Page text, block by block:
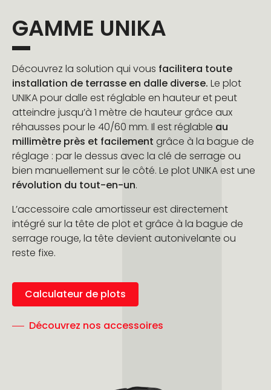
GAMME UNIKA
Découvrez la solution qui vous facilitera toute
installation de terrasse en dalle diverse. Le plot
UNIKA pour dalle est réglable en hauteur et peut
atteindre jusqu’à 1 mètre de hauteur grâce aux
réhausses pour le 40/60 mm. Il est réglable au
millimètre près et facilement grâce à la bague de
réglage : par le dessus avec la clé de serrage ou
bien manuellement sur le côté. Le plot UNIKA est une
révolution du tout-en-un.
L’accessoire cale amortisseur est directement
intégré sur la tête de plot et grâce à la bague de
serrage rouge, la tête devient autonivelante ou
reste fixe.
Calculateur de plots
Découvrez nos accessoires